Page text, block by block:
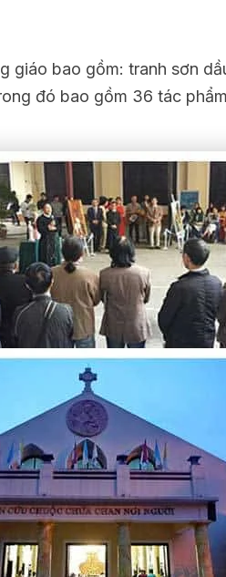
giáo bao gồm: tranh sơn
đó bao gồm 36 tác